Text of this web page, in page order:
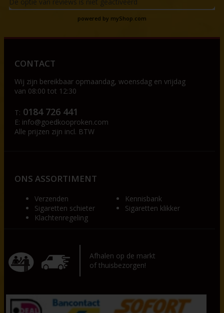
powered by myShop.com
CONTACT
Wij zijn bereikbaar opmaandag, woensdag en vrijdag
van 08:00 tot 12:30
T: 0184 726 441
E: info@goedkooproken.com
Alle prijzen zijn incl. BTW
ONS ASSORTIMENT
Verzenden
Kennisbank
Sigaretten schieter
Sigaretten klikker
Klachtenregeling
Afhalen op de markt
of thuisbezorgen!